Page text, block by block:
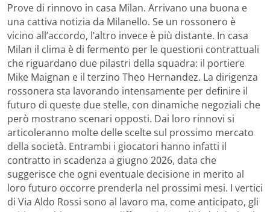
Prove di rinnovo in casa Milan. Arrivano una buona e
una cattiva notizia da Milanello. Se un rossonero è
vicino all’accordo, l’altro invece è più distante. In casa
Milan il clima è di fermento per le questioni contrattuali
che riguardano due pilastri della squadra: il portiere
Mike Maignan e il terzino Theo Hernandez. La dirigenza
rossonera sta lavorando intensamente per definire il
futuro di queste due stelle, con dinamiche negoziali che
però mostrano scenari opposti. Dai loro rinnovi si
articoleranno molte delle scelte sul prossimo mercato
della società. Entrambi i giocatori hanno infatti il
contratto in scadenza a giugno 2026, data che
suggerisce che ogni eventuale decisione in merito al
loro futuro occorre prenderla nel prossimi mesi. I vertici
di Via Aldo Rossi sono al lavoro ma, come anticipato, gli